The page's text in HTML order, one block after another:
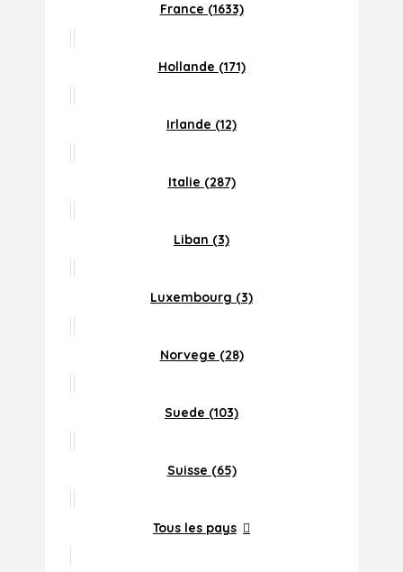
France (1633)
Hollande (171)
Irlande (12)
Italie (287)
Liban (3)
Luxembourg (3)
Norvege (28)
Suede (103)
Suisse (65)
Tous les pays